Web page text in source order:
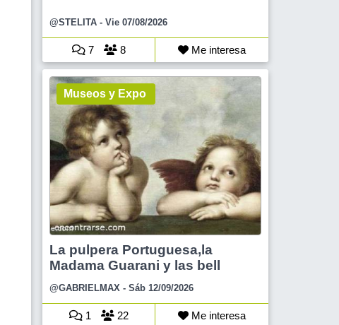
@STELITA - Vie 07/08/2026
7 8 Me interesa
Museos y Expo
La pulpera Portuguesa,la
Madama Guarani y las bell
@GABRIELMAX - Sáb 12/09/2026
1 22 Me interesa